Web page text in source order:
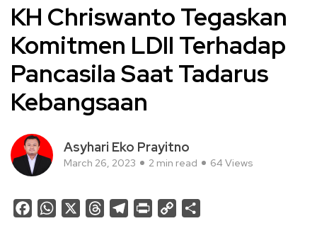
KH Chriswanto Tegaskan
Komitmen LDII Terhadap
Pancasila Saat Tadarus
Kebangsaan
Asyhari Eko Prayitno
March 26, 2023 2 min read 64 Views
FacebookWhatsApp ThreadsTelegram
Print
Copy